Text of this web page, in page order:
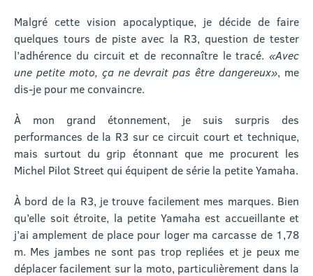
Malgré cette vision apocalyptique, je décide de faire
quelques tours de piste avec la R3, question de tester
l’adhérence du circuit et de reconnaître le tracé. «Avec
une petite moto, ça ne devrait pas être dangereux», me
dis-je pour me convaincre.
À mon grand étonnement, je suis surpris des
performances de la R3 sur ce circuit court et technique,
mais surtout du grip étonnant que me procurent les
Michel Pilot Street qui équipent de série la petite Yamaha.
À bord de la R3, je trouve facilement mes marques. Bien
qu’elle soit étroite, la petite Yamaha est accueillante et
j’ai amplement de place pour loger ma carcasse de 1,78
m. Mes jambes ne sont pas trop repliées et je peux me
déplacer facilement sur la moto, particulièrement dans la